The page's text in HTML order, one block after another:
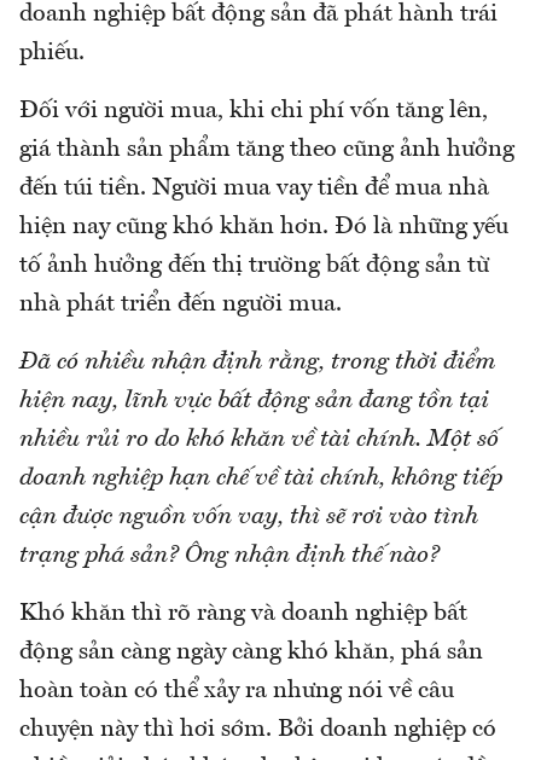
doanh nghiệp bất động sản đã phát hành trái
phiếu.
Đối với người mua, khi chi phí vốn tăng lên,
giá thành sản phẩm tăng theo cũng ảnh hưởng
đến túi tiền. Người mua vay tiền để mua nhà
hiện nay cũng khó khăn hơn. Đó là những yếu
tố ảnh hưởng đến thị trường bất động sản từ
nhà phát triển đến người mua.
Đã có nhiều nhận định rằng, trong thời điểm
hiện nay, lĩnh vực bất động sản đang tồn tại
nhiều rủi ro do khó khăn về tài chính. Một số
doanh nghiệp hạn chế về tài chính, không tiếp
cận được nguồn vốn vay, thì sẽ rơi vào tình
trạng phá sản? Ông nhận định thế nào?
Khó khăn thì rõ ràng và doanh nghiệp bất
động sản càng ngày càng khó khăn, phá sản
hoàn toàn có thể xảy ra nhưng nói về câu
chuyện này thì hơi sớm. Bởi doanh nghiệp có